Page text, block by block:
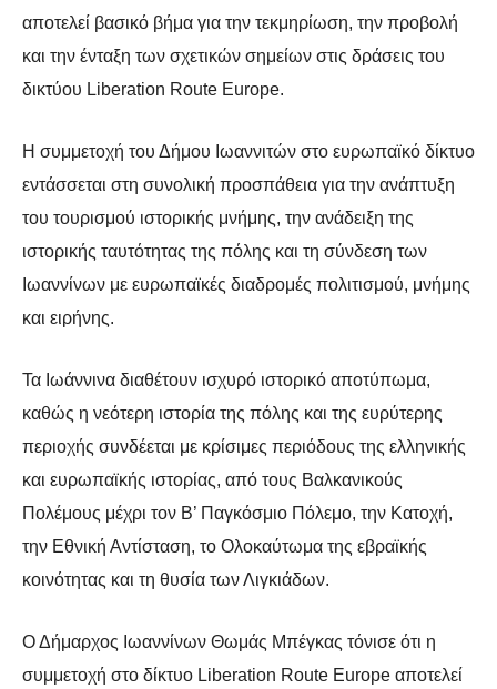
αποτελεί βασικό βήμα για την τεκμηρίωση, την προβολή
και την ένταξη των σχετικών σημείων στις δράσεις του
δικτύου Liberation Route Europe.
Η συμμετοχή του Δήμου Ιωαννιτών στο ευρωπαϊκό δίκτυο
εντάσσεται στη συνολική προσπάθεια για την ανάπτυξη
του τουρισμού ιστορικής μνήμης, την ανάδειξη της
ιστορικής ταυτότητας της πόλης και τη σύνδεση των
Ιωαννίνων με ευρωπαϊκές διαδρομές πολιτισμού, μνήμης
και ειρήνης.
Τα Ιωάννινα διαθέτουν ισχυρό ιστορικό αποτύπωμα,
καθώς η νεότερη ιστορία της πόλης και της ευρύτερης
περιοχής συνδέεται με κρίσιμες περιόδους της ελληνικής
και ευρωπαϊκής ιστορίας, από τους Βαλκανικούς
Πολέμους μέχρι τον Β’ Παγκόσμιο Πόλεμο, την Κατοχή,
την Εθνική Αντίσταση, το Ολοκαύτωμα της εβραϊκής
κοινότητας και τη θυσία των Λιγκιάδων.
Ο Δήμαρχος Ιωαννίνων Θωμάς Μπέγκας τόνισε ότι η
συμμετοχή στο δίκτυο Liberation Route Europe αποτελεί